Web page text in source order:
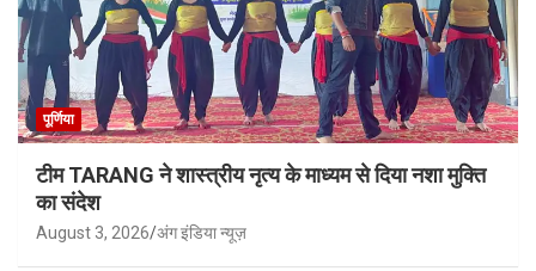
पूर्णिया
टीम TARANG ने शास्त्रीय नृत्य के माध्यम से दिया नशा मुक्ति
का संदेश
August 3, 2026 अंग इंडिया न्यूज़